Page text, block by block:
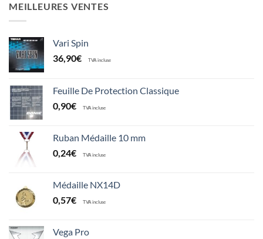
MEILLEURES VENTES
Vari Spin
36,90€ TVA incluse
Feuille De Protection Classique
0,90€ TVA incluse
Ruban Médaille 10 mm
0,24€ TVA incluse
Médaille NX14D
0,57€ TVA incluse
Vega Pro